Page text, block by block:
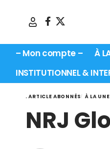
– Mon compte – À
INSTITUTIONNEL &
. ARTICLE ABONNÉS À LA UNE
NRJ